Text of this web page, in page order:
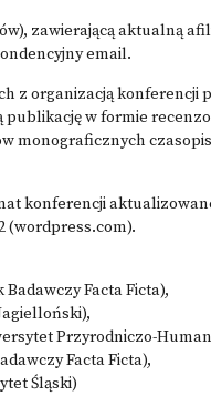
zawierającą aktualną
email.
z organizacją konferencji
w formie
monograficznych
konferencji
(wordpress.com).
Facta Ficta),
Przyrodniczo-
Facta Ficta),
Śląski)